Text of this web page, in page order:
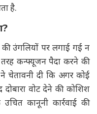
है.
उंगलियों पर लगाई गई न
कन्फ्यूजन पैदा करने की
चेतावनी दी कि अगर कोई
दोबारा वोट देने की कोशिश
कानूनी कार्रवाई की